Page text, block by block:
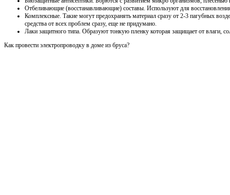
Отбеливающие (восстанавливающие) составы. Используют для
Комплексные. Такие могут предохранять материал сразу от 2-3 пагубных
средства от всех проблем сразу, еще не придумано.
Лаки защитного типа. Образуют тонкую пленку которая защищает от влаги,
Как провести электропроводку в доме из бруса?